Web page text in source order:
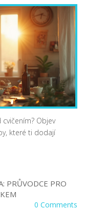
Objev
které ti dodají
PRŮVODCE PRO
0 Comments